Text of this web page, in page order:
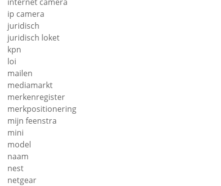
ip camera
juridisch
juridisch loket
kpn
loi
mailen
mediamarkt
merkenregister
merkpositionering
mijn feenstra
mini
model
naam
nest
netgear